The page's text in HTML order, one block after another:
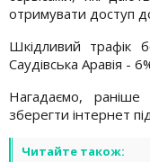
отримувати доступ
Шкідливий трафік
Саудівська Аравія -
Нагадаємо,
зберегти інтернет
Читайте також: